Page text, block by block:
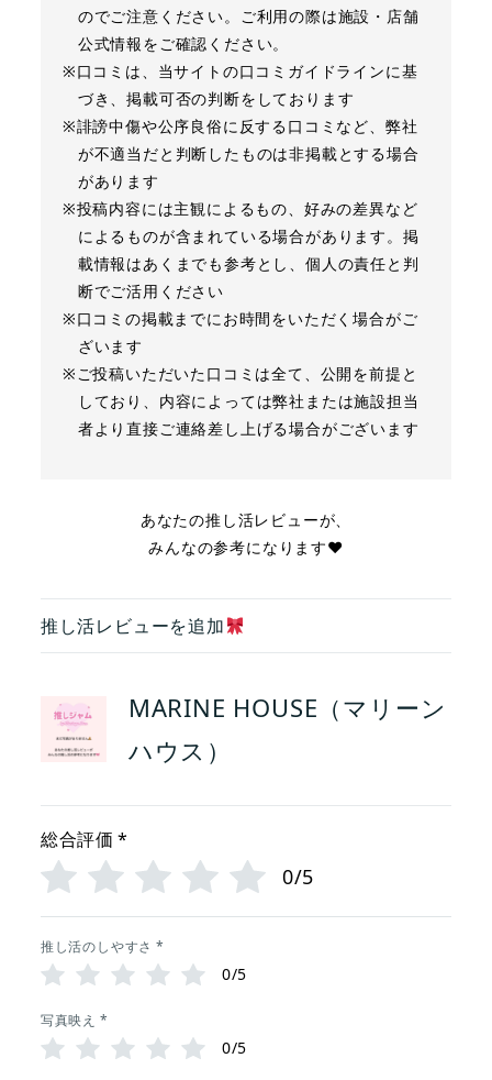
のでご注意ください。ご利用の際は施設・店舗
公式情報をご確認ください。
※口コミは、当サイトの口コミガイドラインに基
づき、掲載可否の判断をしております
※誹謗中傷や公序良俗に反する口コミなど、弊社
が不適当だと判断したものは非掲載とする場合
があります
※投稿内容には主観によるもの、好みの差異など
によるものが含まれている場合があります。掲
載情報はあくまでも参考とし、個人の責任と判
断でご活用ください
※口コミの掲載までにお時間をいただく場合がご
ざいます
※ご投稿いただいた口コミは全て、公開を前提と
しており、内容によっては弊社または施設担当
者より直接ご連絡差し上げる場合がございます
あなたの推し活レビューが、
みんなの参考になります❤︎
推し活レビューを追加
MARINE HOUSE（マリーン
ハウス）
総合評価 *
0/5
推し活のしやすさ *
0/5
写真映え *
0/5